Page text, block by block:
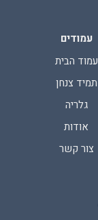
עמודים
עמוד הבית
תמיד צנחן
גלריה
אודות
צור קשר